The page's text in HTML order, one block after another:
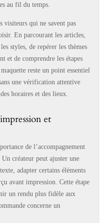
au fil du temps.
visiteurs qui ne savent pas
En parcourant les articles,
styles, de repérer les thèmes
et de comprendre les étapes
reste un point essentiel
une vérification attentive
horaires et des lieux.
et
de l’accompagnement
Un créateur peut ajuster une
adapter certains éléments
avant impression. Cette étape
un rendu plus fidèle aux
concerne un